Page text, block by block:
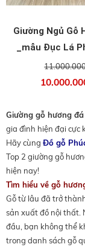
Giường Ngủ Gỗ
_mẫu Đục Lá
Giường gỗ hương đá
gia đình hiện đại cực
Hãy cùng Đồ gỗ
Top 2 giường gỗ
hiện nay!
Tìm hiểu về gỗ
Gỗ từ lâu đã trở
sản xuất đồ nội thất.
đầu, bạn không thể
trong danh sách gỗ